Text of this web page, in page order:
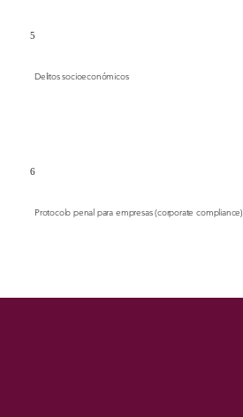
Delitos socioeconómicos
5
Protocolo penal para empresas (corporate compliance)
6